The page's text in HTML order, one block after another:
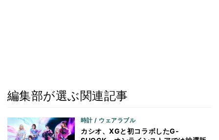
編集部が選ぶ関連記事
時計 / ウェアラブル
カシオ、XGと初コラボしたG-